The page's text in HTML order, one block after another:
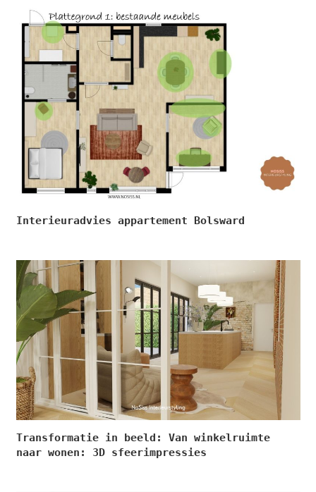
Interieuradvies appartement Bolsward
Transformatie in beeld: Van winkelruimte
naar wonen: 3D sfeerimpressies